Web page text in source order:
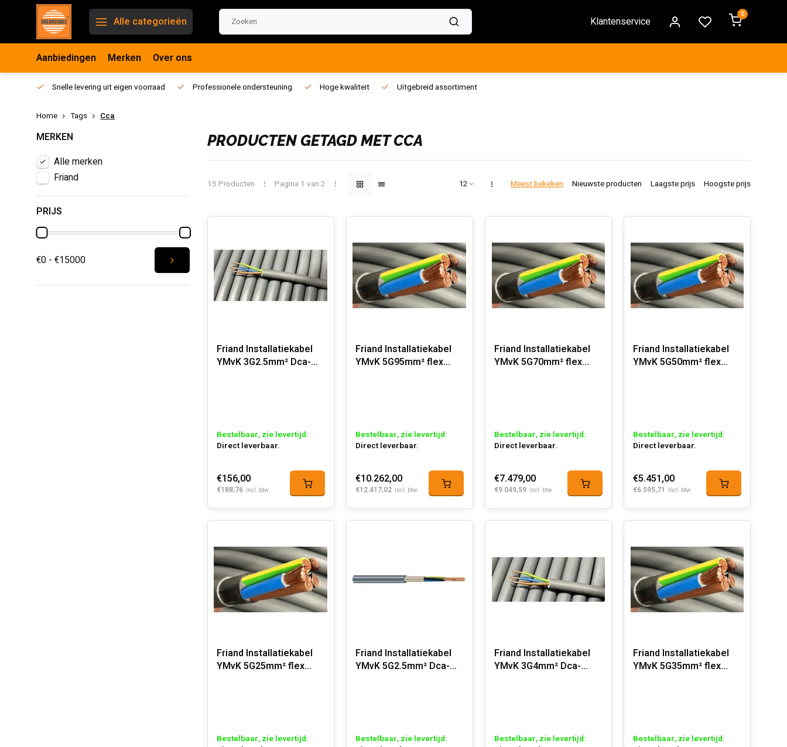
Alle categorieën Klantenservice
0
Aanbiedingen Merken Over ons
Snelle levering uit eigen voorraad Professionele ondersteuning Hoge kwaliteit Uitgebreid assortiment
Home Tags Cca
MERKEN
Alle merken
Friand
PRIJS
€0 - €15000
PRODUCTEN GETAGD MET CCA
15 Producten Pagina 1 van 2 Meest bekeken Nieuwste producten Laagste prijs Hoogste prijs
Friand Installatiekabel
YMvK 3G2.5mm² Dca-
Bestelbaar, zie levertijd:
Direct leverbaar.
€156,00
€188,76 Incl. btw
Friand Installatiekabel
YMvK 5G95mm² flex
Bestelbaar, zie levertijd:
Direct leverbaar.
€10.262,00
€12.417,02 Incl. btw
Friand Installatiekabel
YMvK 5G70mm² flex
Bestelbaar, zie levertijd:
Direct leverbaar.
€7.479,00
€9.049,59 Incl. btw
Friand Installatiekabel
YMvK 5G50mm² flex
Bestelbaar, zie levertijd:
Direct leverbaar.
€5.451,00
€6.595,71 Incl. btw
Friand Installatiekabel
YMvK 5G25mm² flex
Bestelbaar, zie levertijd:
Friand Installatiekabel
YMvK 5G2.5mm² Dca-
Bestelbaar, zie levertijd:
Friand Installatiekabel
YMvK 3G4mm² Dca-
Bestelbaar, zie levertijd:
Friand Installatiekabel
YMvK 5G35mm² flex
Bestelbaar, zie levertijd: